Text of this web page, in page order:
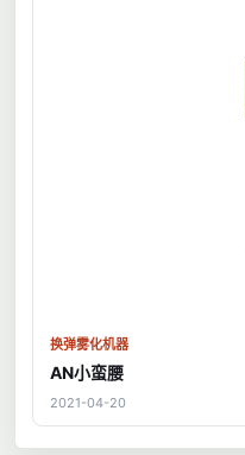
换弹雾化机器
AN小蛮腰
2021-04-20